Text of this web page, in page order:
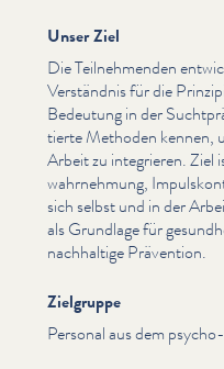
Unser Ziel
Die Teil­nehmenden
Verständnis für die
Bedeutung in der
tierte Methoden kennen,
Arbeit zu integrieren. Ziel
wahrnehmung,
sich selbst und in der
als Grundlage für
nachhaltige Prävention.
Zielgruppe
Personal aus dem